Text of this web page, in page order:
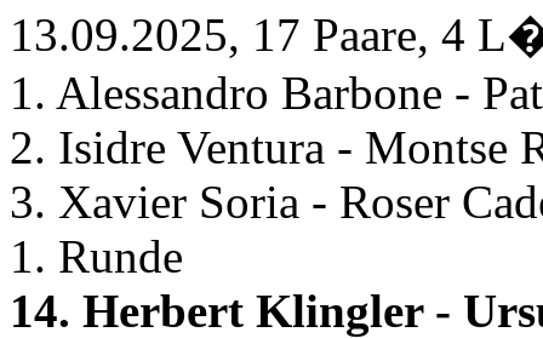
13.09.2025, 17 Paare, 4
1. Alessandro Barbone -
2. Isidre Ventura - Montse
3. Xavier Soria - Roser
1. Runde
14. Herbert Klingler -